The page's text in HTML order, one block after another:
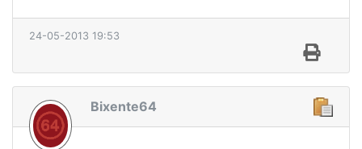
24-05-2013 19:53
Bixente64